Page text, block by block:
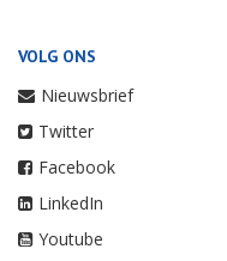
VOLG ONS
Nieuwsbrief
Twitter
Facebook
LinkedIn
Youtube